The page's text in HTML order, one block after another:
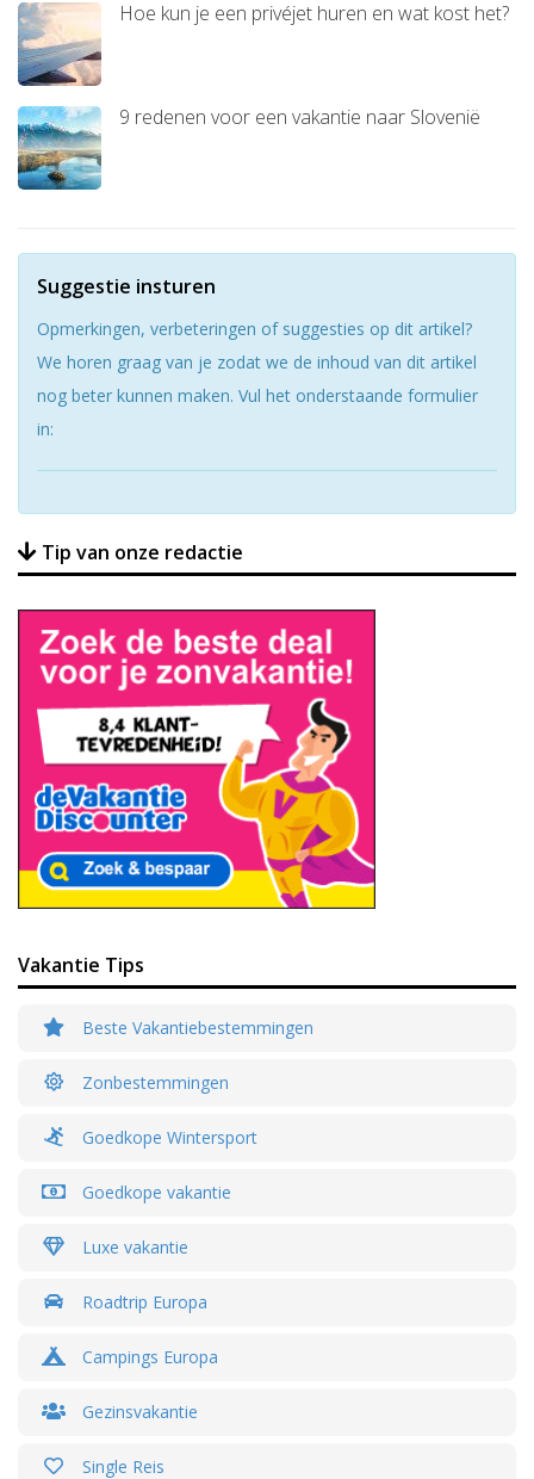
Hoe kun je een privéjet huren en wat kost het?
9 redenen voor een vakantie naar Slovenië
Suggestie insturen
Opmerkingen, verbeteringen of suggesties op dit artikel?
We horen graag van je zodat we de inhoud van dit artikel
nog beter kunnen maken. Vul het onderstaande formulier
in:
Tip van onze redactie
Vakantie Tips
Beste Vakantiebestemmingen
Zonbestemmingen
Goedkope Wintersport
Goedkope vakantie
Luxe vakantie
Roadtrip Europa
Campings Europa
Gezinsvakantie
Single Reis